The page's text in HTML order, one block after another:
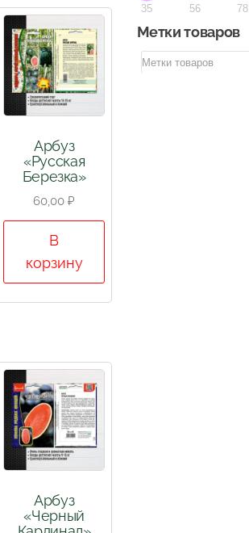
Арбуз
«Русская
Березка»
60,00₽
В
корзину
Арбуз
«Черный
35 56 78
Метки товаров